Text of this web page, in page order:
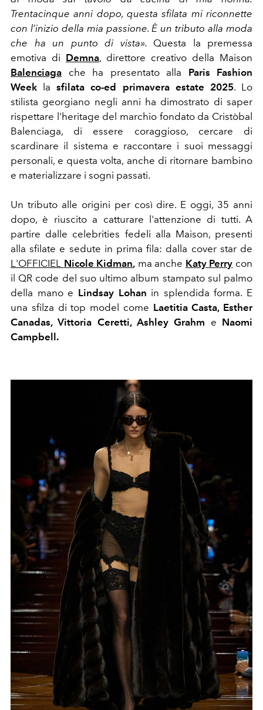
Trentacinque anni dopo, questa sfilata mi riconnette
con l’inizio della mia passione. È un tributo alla moda
che ha un punto di vista». Questa la premessa
emotiva di Demna, direttore creativo della Maison
Balenciaga che ha presentato alla Paris Fashion
Week lasfilata co-ed primavera estate 2025. Lo
stilista georgiano negli anni ha dimostrato di saper
rispettare l'heritage del marchio fondato da Cristòbal
Balenciaga, di essere coraggioso, cercare di
scardinare il sistema e raccontare i suoi messaggi
personali, e questa volta, anche di ritornare bambino
e materializzare i sogni passati.
Un tributo alle origini per così dire. E oggi, 35 anni
dopo, è riuscito a catturare l'attenzione di tutti. A
partire dalle celebrities fedeli alla Maison, presenti
alla sfilate e sedute in prima fila: dalla cover star de
L'OFFICIEL Nicole Kidman, ma anche Katy Perry con
il QR code del suo ultimo album stampato sul palmo
della mano e Lindsay Lohan in splendida forma. E
una sfilza di top model come Laetitia Casta, Esther
Canadas, Vittoria Ceretti, Ashley Grahm e Naomi
Campbell.